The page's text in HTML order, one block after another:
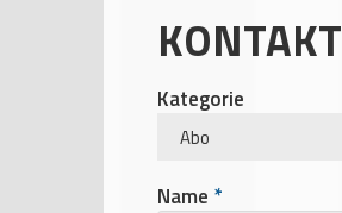
KONTAKT
Kategorie
Name *